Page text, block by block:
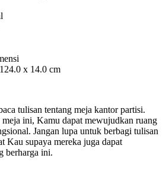
x 14.0 сm
tulisan tentang meja kantor partisi.
ini, Kamu dapat mewujudkan ruang
Jangan lupa untuk berbagi tulisan
Kau supaya mereka juga dapat
berharga ini.